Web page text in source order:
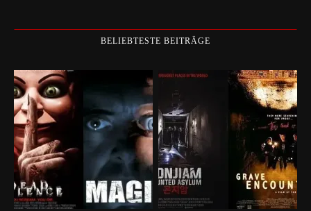
BELIEBTESTE BEITRÄGE